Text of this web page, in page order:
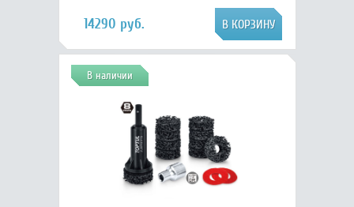
14290 руб.
В наличии